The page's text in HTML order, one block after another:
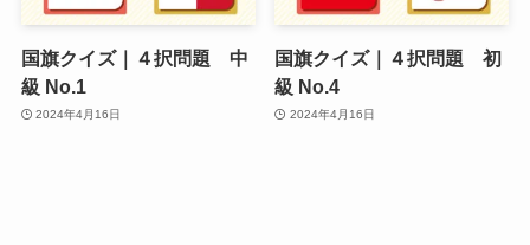
国旗クイズ｜４択問題 中
級 No.1
2024年4月16日
国旗クイズ｜４択問題 初
級 No.4
2024年4月16日